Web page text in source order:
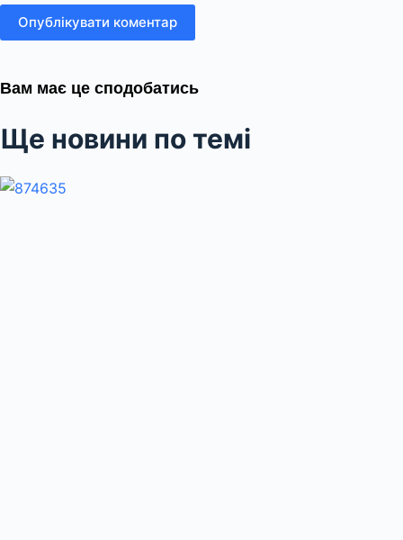
Опублікувати коментар
Вам має це сподобатись
Ще новини по темі